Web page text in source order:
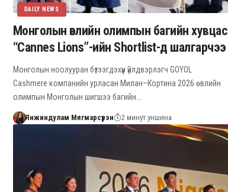
DAILY NEWS
Монголын өвлийн олимпын багийн хувцас
“Cannes Lions”-ийн Shortlist-д шалгарчээ
Монголын ноолууран бүтээгдэхүүн үйлдвэрлэгч GOYOL
Cashmere компанийн урласан Милан–Кортина 2026 өвлийн
олимпын Монголын шигшээ багийн…
Янжиндулам Мягмарсүрэн 2 минут уншина